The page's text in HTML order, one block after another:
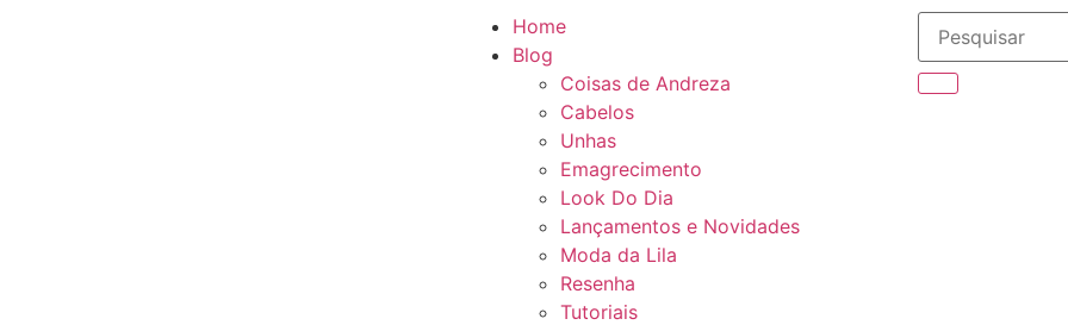
Home
Blog
Coisas de Andreza
Cabelos
Unhas
Emagrecimento
Look Do Dia
Lançamentos e Novidades
Moda da Lila
Resenha
Tutoriais